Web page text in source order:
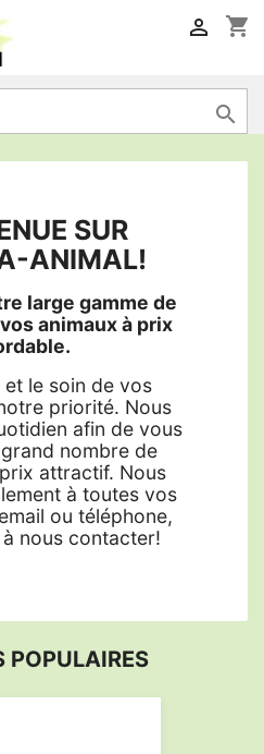
shopping_cart


SUR
ANIMAL!
large gamme de
animaux à prix
le soin de vos
priorité. Nous
afin de vous
nombre de
attractif. Nous
à toutes vos
ou téléphone,
nous contacter!
POPULAIRES